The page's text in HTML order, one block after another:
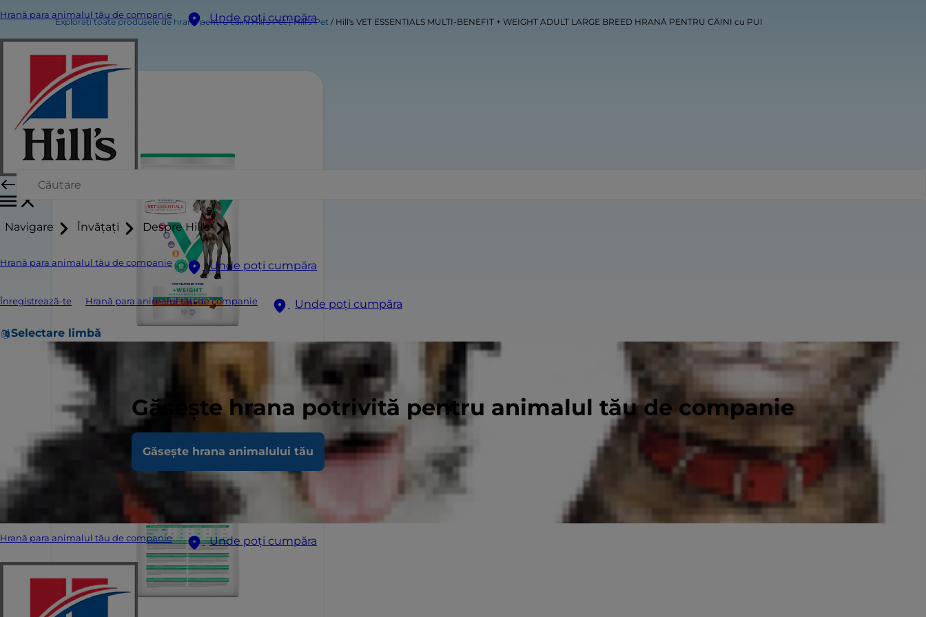
Hrană para animalul tău de companie Unde poți cumpăra
Navigare Învățați Despre Hill's
Hrană para animalul tău de companie Unde poți cumpăra
Înregistrează-te Hrană para animalul tău de companie Unde poți cumpăra
Selectare limbă
Găsește hrana potrivită pentru animalul tău de companie
Găsește hrana animalului tău
Hrană para animalul tău de companie Unde poți cumpăra
Explorați toate produsele de hrană pentru câini Hill's Pet | Hill's Pet Hill's VET ESSENTIALS MULTI-BENEFIT + WEIGHT ADULT LARGE BREED HRANĂ PENTRU CÂINI cu PUI